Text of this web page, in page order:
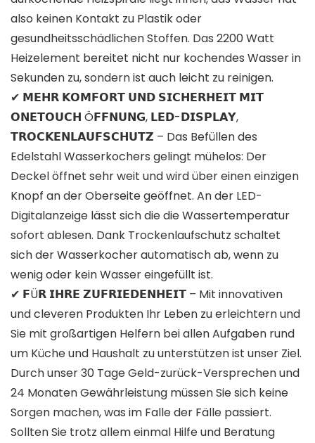
also keinen Kontakt zu Plastik oder
gesundheitsschädlichen Stoffen. Das 2200 Watt
Heizelement bereitet nicht nur kochendes Wasser in
Sekunden zu, sondern ist auch leicht zu reinigen.
✔ 𝗠𝗘𝗛𝗥 𝗞𝗢𝗠𝗙𝗢𝗥𝗧 𝗨𝗡𝗗 𝗦𝗜𝗖𝗛𝗘𝗥𝗛𝗘𝗜𝗧 𝗠𝗜𝗧
𝗢𝗡𝗘𝗧𝗢𝗨𝗖𝗛 Ö𝗙𝗙𝗡𝗨𝗡𝗚, 𝗟𝗘𝗗-𝗗𝗜𝗦𝗣𝗟𝗔𝗬,
𝗧𝗥𝗢𝗖𝗞𝗘𝗡𝗟𝗔𝗨𝗙𝗦𝗖𝗛𝗨𝗧𝗭 – Das Befüllen des
Edelstahl Wasserkochers gelingt mühelos: Der
Deckel öffnet sehr weit und wird über einen einzigen
Knopf an der Oberseite geöffnet. An der LED-
Digitalanzeige lässt sich die die Wassertemperatur
sofort ablesen. Dank Trockenlaufschutz schaltet
sich der Wasserkocher automatisch ab, wenn zu
wenig oder kein Wasser eingefüllt ist.
✔ 𝗙Ü𝗥 𝗜𝗛𝗥𝗘 𝗭𝗨𝗙𝗥𝗜𝗘𝗗𝗘𝗡𝗛𝗘𝗜𝗧 – Mit innovativen
und cleveren Produkten Ihr Leben zu erleichtern und
Sie mit großartigen Helfern bei allen Aufgaben rund
um Küche und Haushalt zu unterstützen ist unser Ziel.
Durch unser 30 Tage Geld-zurück-Versprechen und
24 Monaten Gewährleistung müssen Sie sich keine
Sorgen machen, was im Falle der Fälle passiert.
Sollten Sie trotz allem einmal Hilfe und Beratung